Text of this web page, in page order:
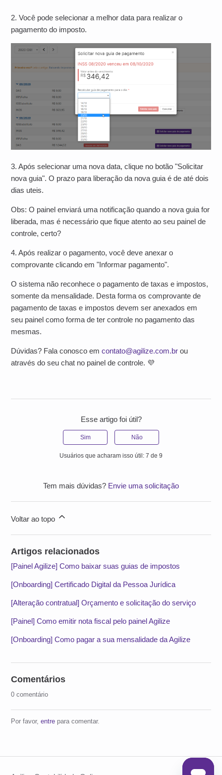
2. Você pode selecionar a melhor data para realizar o
pagamento do imposto.
3. Após selecionar uma nova data, clique no botão "Solicitar
nova guia". O prazo para liberação da nova guia é de até dois
dias uteis.
Obs: O painel enviará uma notificação quando a nova guia for
liberada, mas é necessário que fique atento ao seu painel de
controle, certo?
4. Após realizar o pagamento, você deve anexar o
comprovante clicando em "Informar pagamento".
O sistema não reconhece o pagamento de taxas e impostos,
somente da mensalidade. Desta forma os comprovante de
pagamento de taxas e impostos devem ser anexados em
seu painel como forma de ter controle no pagamento das
mesmas.
Dúvidas? Fala conosco emcontato@agilize.com.br ou
através do seu chat no painel de controle. 💜
Esse artigo foi útil?
Sim Não
Usuários que acharam isso útil: 7 de 9
Tem mais dúvidas? Envie uma solicitação
Voltar ao topo
Artigos relacionados
[Painel Agilize] Como baixar suas guias de impostos
[Onboarding] Certificado Digital da Pessoa Jurídica
[Alteração contratual] Orçamento e solicitação do serviço
[Painel] Como emitir nota fiscal pelo painel Agilize
[Onboarding] Como pagar a sua mensalidade da Agilize
Comentários
0 comentário
Por favor,entre para comentar.